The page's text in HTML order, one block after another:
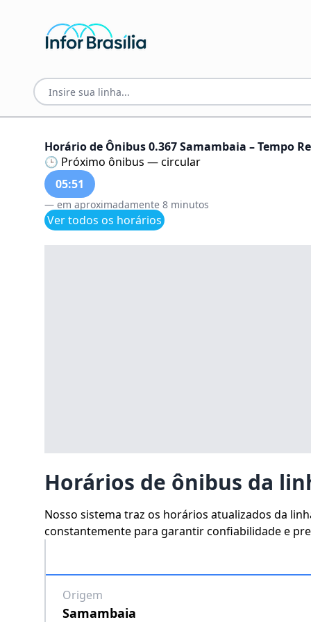
Horário de Ônibus 0.367 Samambaia – Tempo
🕒 Próximo ônibus — circular
05:51
— em aproximadamente 8 minutos
Ver todos os horários
Horários de ônibus da
Nosso sistema traz os horários atualizados da
constantemente para garantir confiabilidade e
Origem
Samambaia